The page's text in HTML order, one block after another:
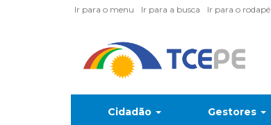
Ir para o menu Ir para a busca Ir para o rodapé
Cidadão Gestores